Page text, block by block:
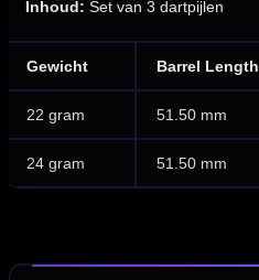
Inhoud: Set van 3 dartpijlen
Gewicht Barrel Length
22 gram 51.50 mm
24 gram 51.50 mm